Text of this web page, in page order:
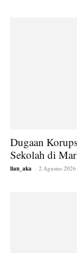
Dugaan
Sekolah di
lian_aka - 2 Agustus 2026